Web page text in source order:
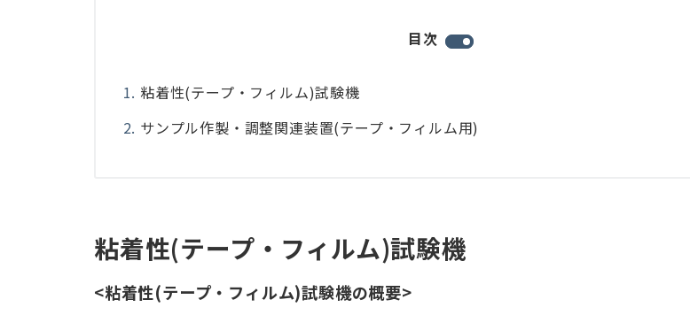
目次
粘着性(テープ・フィルム)試験機
サンプル作製・調整関連装置(テープ・フィルム用)
粘着性(テープ・フィルム)試験機
<粘着性(テープ・フィルム)試験機の概要>